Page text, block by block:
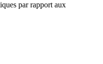
par rapport aux